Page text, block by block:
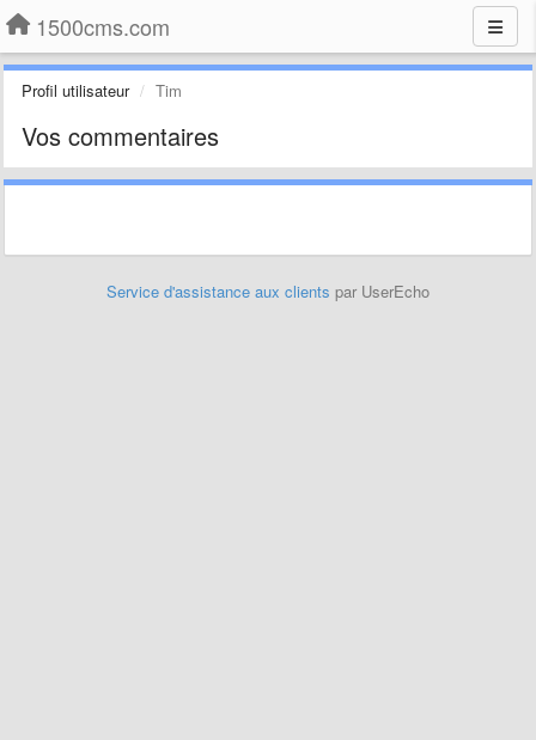
1500cms.com
Profil utilisateur Tim
Vos commentaires
Service d'assistance aux clients par UserEcho